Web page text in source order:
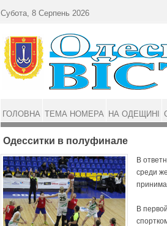
Одесситки в полуфинале
В
среди
В
Субота, 8 Серпень 2026
ГОЛОВНА ТЕМА НОМЕРА НА ОДЕЩИНІ